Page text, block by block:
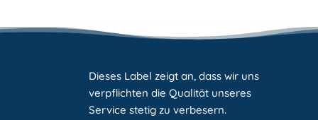
Dieses Label zeigt an, dass wir uns
verpflichten die Qualität unseres
Service stetig zu verbesern.